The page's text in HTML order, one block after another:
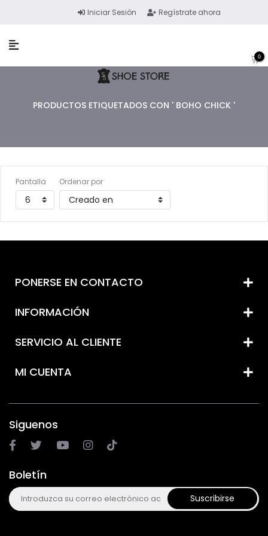
Iniciar Sesión Regístrate ahora
0
PRODUCTOS ETIQUETADOS CON ' BOHO CHICK '
Pantalla Ordenar por
PONERSE EN CONTACTO
INFORMACIÓN
SERVICIO AL CLIENTE
MI CUENTA
Siguenos
Boletín
Suscribirse